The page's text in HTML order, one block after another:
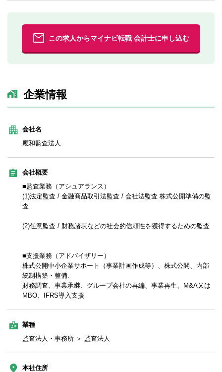
この求人からマイナビ転職 会計士に申し込む
企業情報
会社名
應和監査法人
会社概要
■監査業務（アシュアランス）
(1)法定監査 / 金融商品取引法監査 / 会社法監査 株式公開準備の監
査
(2)任意監査 / 財務諸表などの社会的信頼性を獲得するための監査
■支援業務（アドバイザリー）
株式公開中小企業サポート（事業計画作成等）、株式公開、内部
統制構築・整備、
財務調査、事業承継、グループ会社の再編、事業再生、M&A又は
MBO、IFRS導入支援
業種
監査法人・事務所 ＞ 監査法人
本社住所